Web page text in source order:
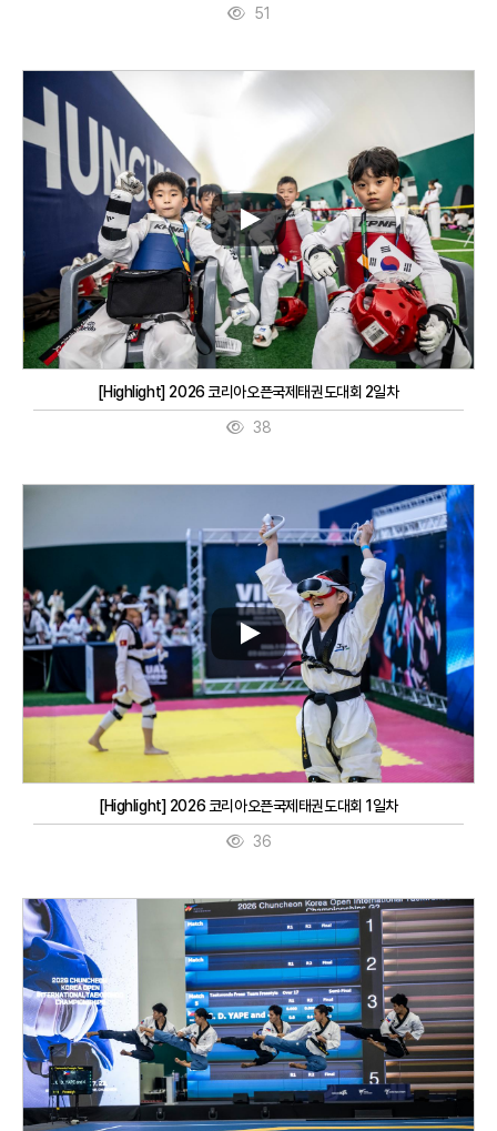
51
[Highlight] 2026 코리아오픈국제태권도대회 2일차
38
[Highlight] 2026 코리아오픈국제태권도대회 1일차
36